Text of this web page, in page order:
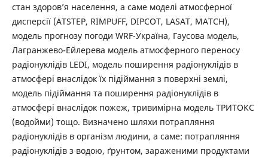
стан здоров’я населення, а саме моделі атмосферної
дисперсії (ATSTEP, RIMPUFF, DIPCOT, LASAT, MATCH),
модель прогнозу погоди WRF-Україна, Гаусова модель,
Лагранжево-Ейлерева модель атмосферного переносу
радіонуклідів LEDI, модель поширення радіонуклідів в
атмосфері внаслідок їх підіймання з поверхні землі,
модель підіймання та поширення радіонуклідів в
атмосфері внаслідок пожеж, тривимірна модель ТРИТОКС
(водойми) тощо. Визначено шляхи потрапляння
радіонуклідів в організм людини, а саме: потрапляння
радіонуклідів з водою, ґрунтом, зараженими продуктами